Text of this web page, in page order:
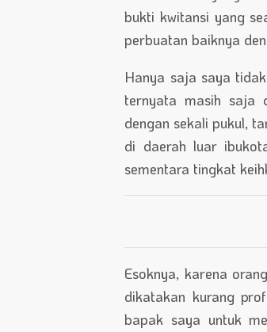
bukti kwitansi yang
perbuatan baiknya
Hanya saja saya
ternyata masih saja
dengan sekali pukul,
di daerah luar
sementara tingkat
Esoknya, karena
dikatakan kurang
bapak saya untuk